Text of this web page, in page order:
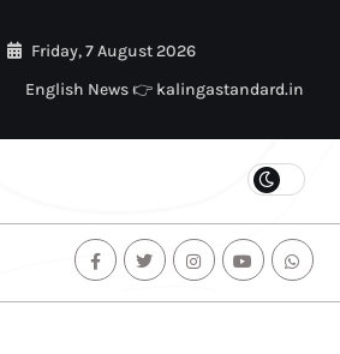
Friday, 7 August 2026
English News 👉 kalingastandard.in